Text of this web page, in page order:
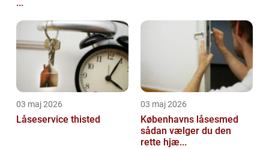
...
03 maj 2026
Låseservice thisted
03 maj 2026
Københavns låsesmed
sådan vælger du den
rette hjæ...